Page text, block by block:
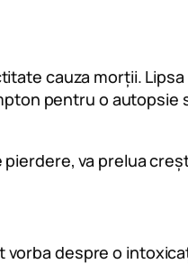
cauza morții.
pentru o autopsie
va prelua
despre o